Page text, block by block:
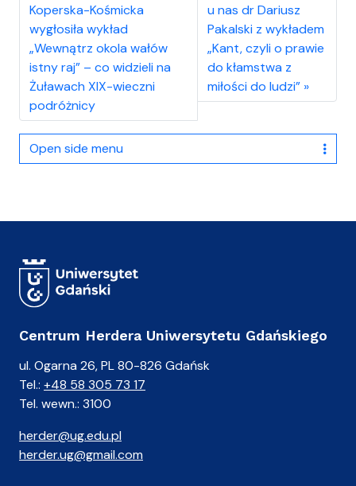
Koperska-Kośmicka
wygłosiła wykład
„Wewnątrz okola wałów
istny raj” – co widzieli na
Żuławach XIX-wieczni
podróżnicy
u nas dr Dariusz
Pakalski z wykładem
„Kant, czyli o prawie
do kłamstwa z
miłości do ludzi”
Open side menu
Centrum Herdera Uniwersytetu Gdańskiego
ul. Ogarna 26, PL 80-826 Gdańsk
Tel.: +48 58 305 73 17
Tel. wewn.: 3100
herder@ug.edu.pl
herder.ug@gmail.com